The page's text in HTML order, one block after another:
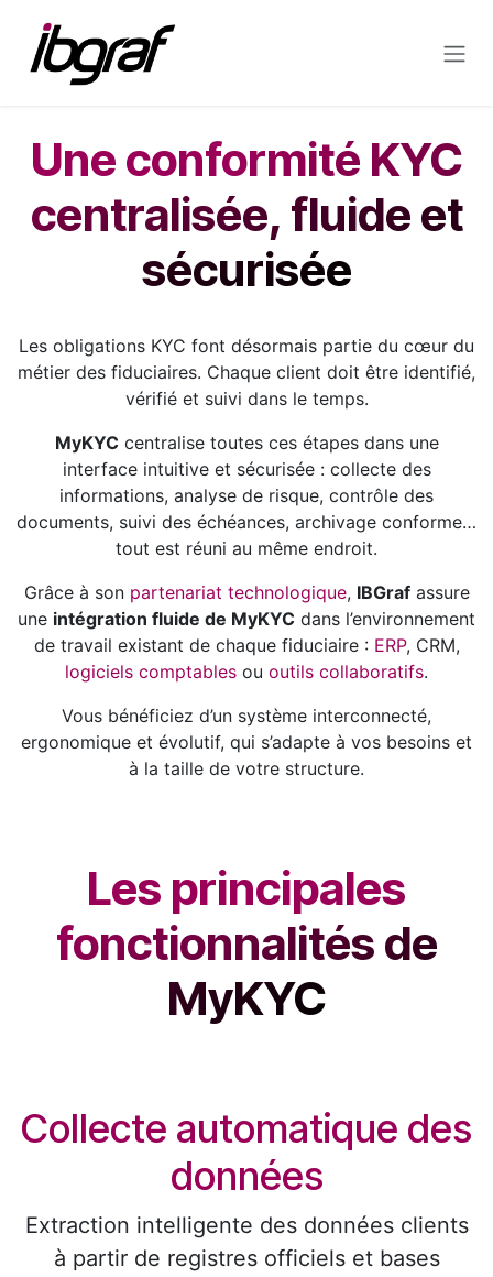
Une conformité KYC
centralisée, fluide et
sécurisée
Les obligations KYC font désormais partie du cœur du
métier des fiduciaires. Chaque client doit être identifié,
vérifié et suivi dans le temps.
MyKYCcentralise toutes ces étapes dans une
interface intuitive et sécurisée : collecte des
informations, analyse de risque, contrôle des
documents, suivi des échéances, archivage conforme…
tout est réuni au même endroit.
Grâce à son partenariat technologique, IBGrafassure
une intégration fluide de MyKYC dans l’environnement
de travail existant de chaque fiduciaire : ERP, CRM,
logiciels comptables ou outils collaboratifs.
Vous bénéficiez d’un système interconnecté,
ergonomique et évolutif, qui s’adapte à vos besoins et
à la taille de votre structure.
Les principales
fonctionnalités de
MyKYC
Collecte automatique des
données ​
Extraction intelligente des données clients
à partir de registres officiels et bases